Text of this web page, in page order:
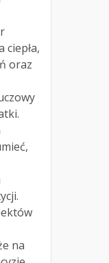
ciepła,
oraz
na